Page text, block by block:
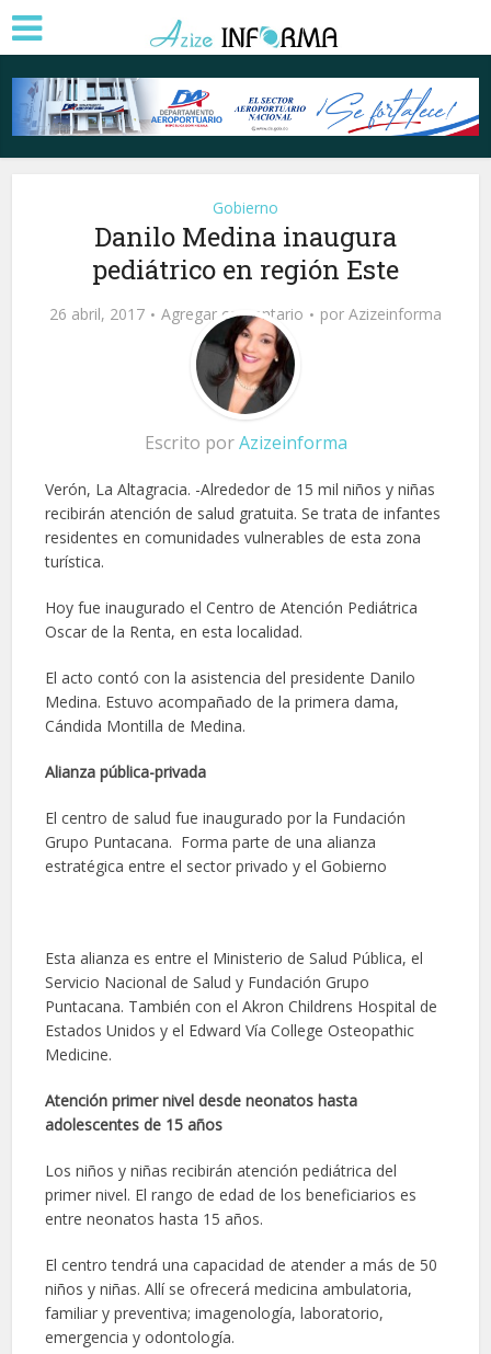
Gobierno
Danilo Medina inaugura
pediátrico en región Este
26 abril, 2017 Agregar comentario por Azizeinforma
Escrito porAzizeinforma
Verón, La Altagracia. -Alrededor de 15 mil niños y niñas
recibirán atención de salud gratuita. Se trata de infantes
residentes en comunidades vulnerables de esta zona
turística.
Hoy fue inaugurado el Centro de Atención Pediátrica
Oscar de la Renta, en esta localidad.
El acto contó con la asistencia del presidente Danilo
Medina. Estuvo acompañado de la primera dama,
Cándida Montilla de Medina.
Alianza pública-privada
El centro de salud fue inaugurado por la Fundación
Grupo Puntacana. Forma parte de una alianza
estratégica entre el sector privado y el Gobierno
Esta alianza es entre el Ministerio de Salud Pública, el
Servicio Nacional de Salud y Fundación Grupo
Puntacana. También con el Akron Childrens Hospital de
Estados Unidos y el Edward Vía College Osteopathic
Medicine.
Atención primer nivel desde neonatos hasta
adolescentes de 15 años
Los niños y niñas recibirán atención pediátrica del
primer nivel. El rango de edad de los beneficiarios es
entre neonatos hasta 15 años.
El centro tendrá una capacidad de atender a más de 50
niños y niñas. Allí se ofrecerá medicina ambulatoria,
familiar y preventiva; imagenología, laboratorio,
emergencia y odontología.